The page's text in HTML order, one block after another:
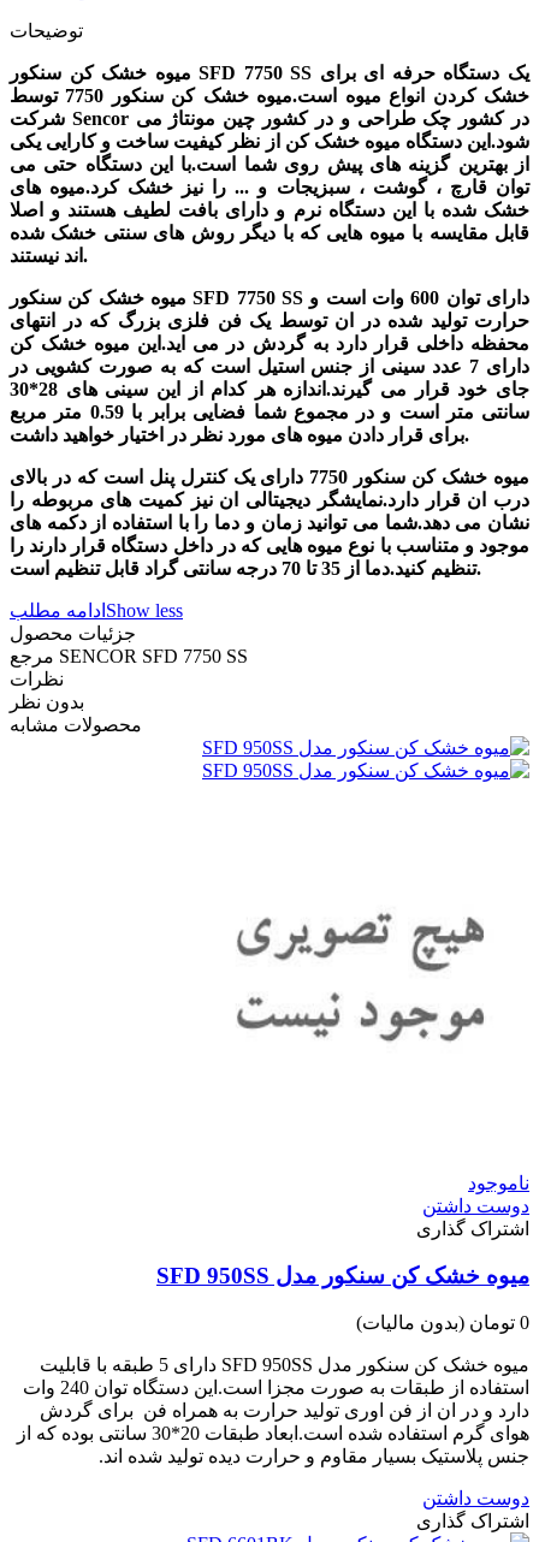
توضیحات
میوه خشک کن سنکور SFD 7750 SS یک دستگاه حرفه ای برای
خشک کردن انواع میوه است.میوه خشک کن سنکور 7750 توسط
شرکت Sencor در کشور چک طراحی و در کشور چین مونتاژ می
شود.این دستگاه میوه خشک کن از نظر کیفیت ساخت و کارایی یکی
از بهترین گزینه های پیش روی شما است.با این دستگاه حتی می
توان قارچ ، گوشت ، سبزیجات و ... را نیز خشک کرد.میوه های
خشک شده با این دستگاه نرم و دارای بافت لطیف هستند و اصلا
قابل مقایسه با میوه هایی که با دیگر روش های سنتی خشک شده
اند نیستند.
میوه خشک کن سنکور SFD 7750 SS دارای توان 600 وات است و
حرارت تولید شده در ان توسط یک فن فلزی بزرگ که در انتهای
محفظه داخلی قرار دارد به گردش در می اید.این میوه خشک کن
دارای 7 عدد سینی از جنس استیل است که به صورت کشویی در
جای خود قرار می گیرند.اندازه هر کدام از این سینی های 28*30
سانتی متر است و در مجموع شما فضایی برابر با 0.59 متر مربع
برای قرار دادن میوه های مورد نظر در اختیار خواهید داشت.
میوه خشک کن سنکور 7750 دارای یک کنترل پنل است که در بالای
درب ان قرار دارد.نمایشگر دیجیتالی ان نیز کمیت های مربوطه را
نشان می دهد.شما می توانید زمان و دما را با استفاده از دکمه های
موجود و متناسب با نوع میوه هایی که در داخل دستگاه قرار دارند را
تنظیم کنید.دما از 35 تا 70 درجه سانتی گراد قابل تنظیم است.
ادامه مطلب Show less
جزئیات محصول
SENCOR SFD 7750 SS
نظرات
بدون نظر
محصولات مشابه
ناموجود
دوست داشتن
اشتراک گذاری
میوه خشک کن سنکور مدل SFD 950SS
0 تومان (بدون مالیات)
میوه خشک کن سنکور مدل SFD 950SS دارای 5 طبقه با قابلیت
استفاده از طبقات به صورت مجزا است.این دستگاه توان 240 وات
دارد و در ان از فن اوری تولید حرارت به همراه فن برای گردش
هوای گرم استفاده شده است.ابعاد طبقات 20*30 سانتی بوده که از
جنس پلاستیک بسیار مقاوم و حرارت دیده تولید شده اند.
دوست داشتن
اشتراک گذاری